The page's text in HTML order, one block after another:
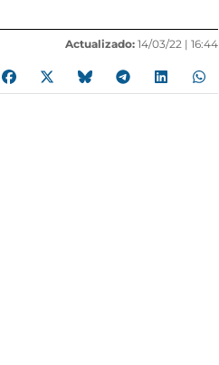
Actualizado: 14/03/22 | 16:44